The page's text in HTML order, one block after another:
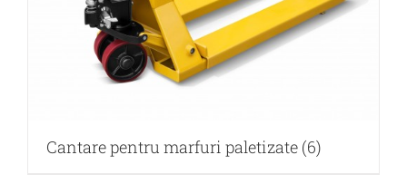
Cantare pentru marfuri paletizate (6)